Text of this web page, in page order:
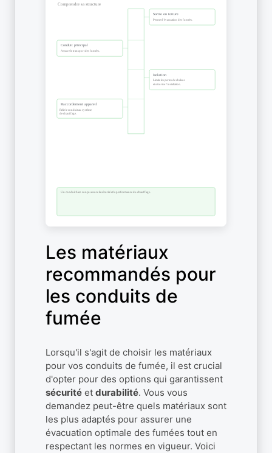
Les matériaux
recommandés pour
les conduits de
fumée
Lorsqu'il s'agit de choisir les matériaux
pour vos conduits de fumée, il est crucial
d'opter pour des options qui garantissent
sécurité et durabilité. Vous vous
demandez peut-être quels matériaux sont
les plus adaptés pour assurer une
évacuation optimale des fumées tout en
respectant les normes en vigueur. Voici